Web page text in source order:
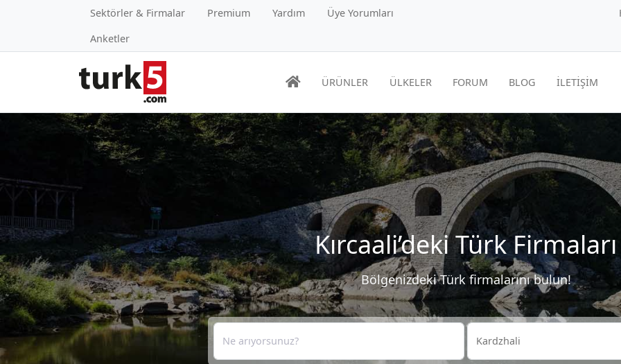
Sektörler & Firmalar Premium Yardım
Üye Yorumları
Anketler
ÜRÜNLER ÜLKELER FORUM BLOG İLETİŞİM
Kırcaali’deki Türk Firmaları
Bölgenizdeki Türk firmalarını bulun!